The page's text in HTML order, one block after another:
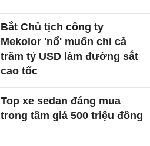
Bắt Chủ tịch công ty
Mekolor 'nổ' muốn chi cả
trăm tỷ USD làm đường sắt
cao tốc
Top xe sedan đáng mua
trong tầm giá 500 triệu đồng